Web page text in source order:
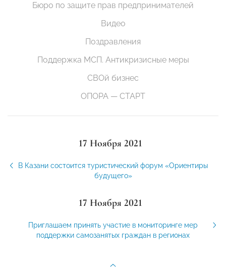
Бюро по защите прав предпринимателей
Видео
Поздравления
Поддержка МСП. Антикризисные меры
СВОй бизнес
ОПОРА — СТАРТ
17 Ноября 2021
В Казани состоится туристический форум «Ориентиры
будущего»
17 Ноября 2021
Приглашаем принять участие в мониторинге мер
поддержки самозанятых граждан в регионах